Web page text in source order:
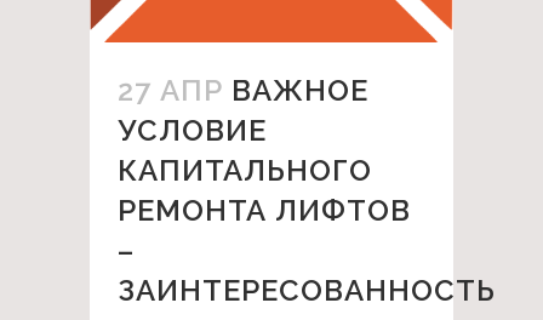
27 АПР ВАЖНОЕ
УСЛОВИЕ
КАПИТАЛЬНОГО
РЕМОНТА ЛИФТОВ
–
ЗАИНТЕРЕСОВАННОСТЬ